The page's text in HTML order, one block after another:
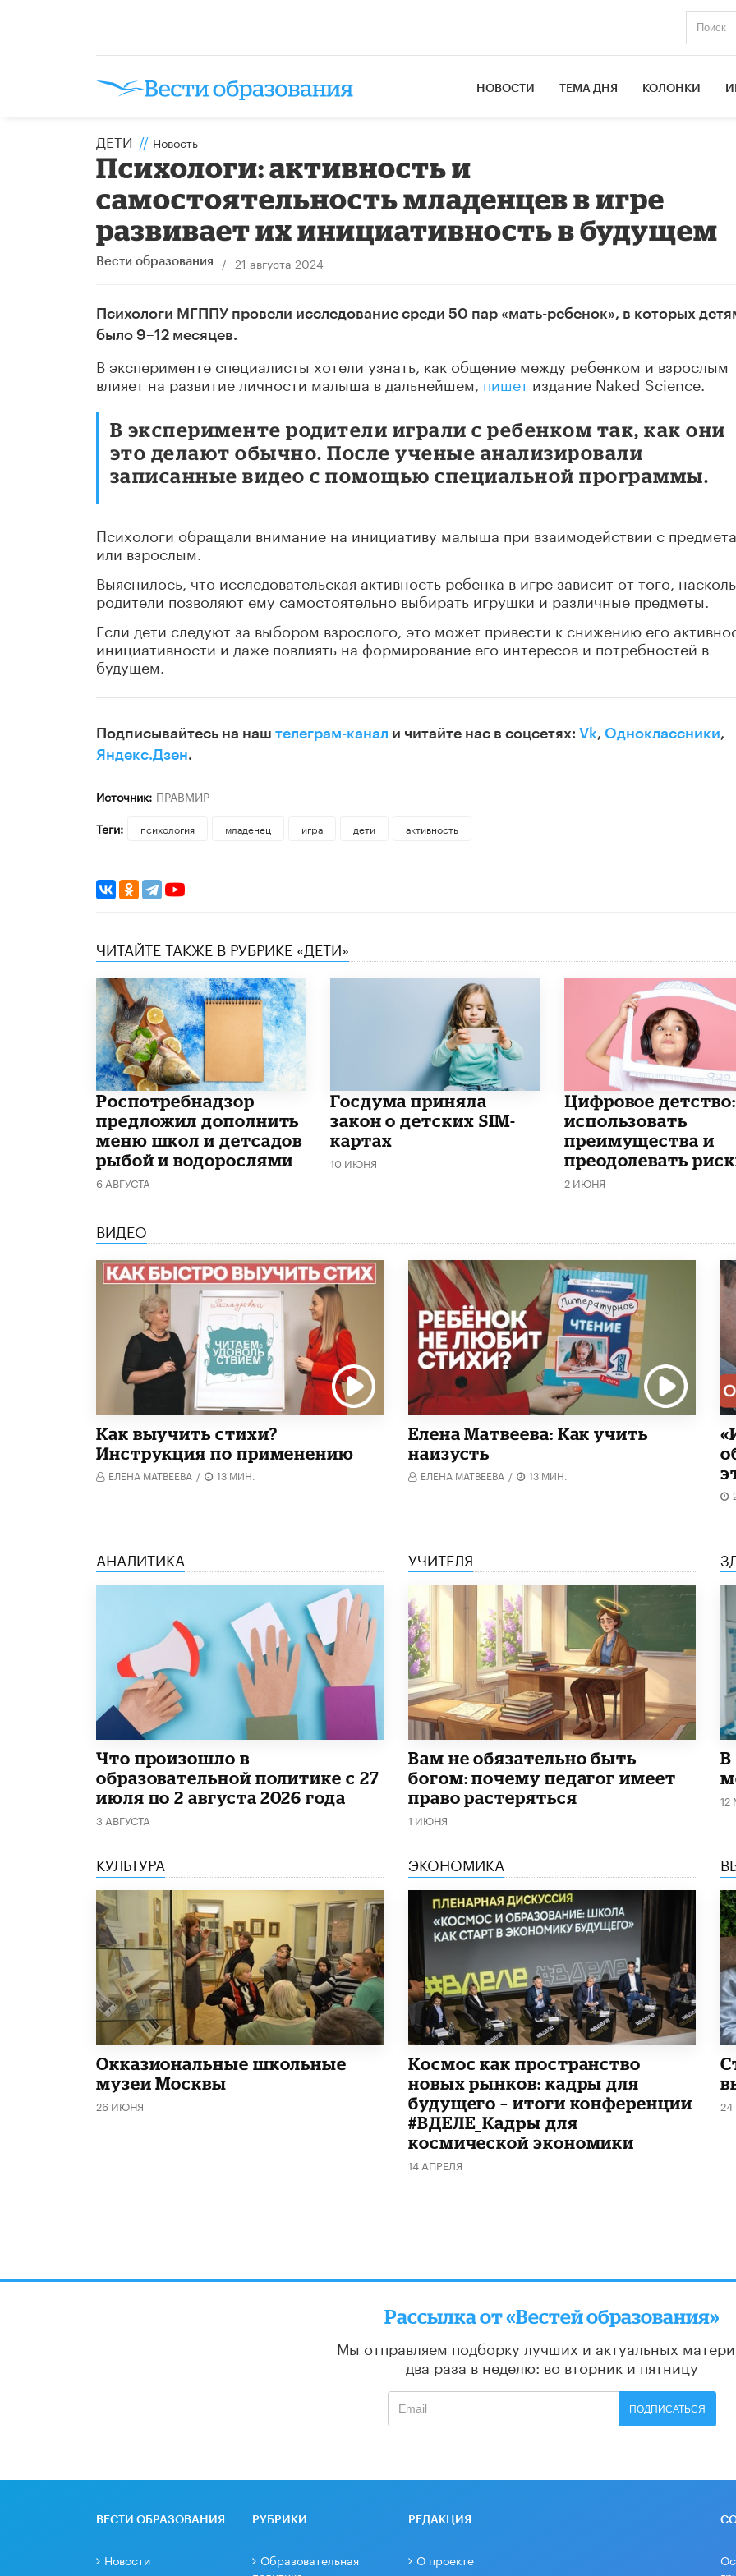
НОВОСТИ ТЕМА ДНЯ КОЛОНКИ
ДЕТИ // Новость
Психологи: активность и
самостоятельность младенцев в игре
развивает их инициативность в будущем
Вести образования / 21 августа 2024
Психологи МГППУ провели исследование среди 50 пар «мать-ребенок», в которых
было 9–12 месяцев.
В эксперименте специалисты хотели узнать, как общение между ребенком и взрослым
влияет на развитие личности малыша в дальнейшем, пишет издание Naked Science.
В эксперименте родители играли с ребенком так, как они
это делают обычно. После ученые анализировали
записанные видео с помощью специальной программы.
Психологи обращали внимание на инициативу малыша при взаимодействии с
или взрослым.
Выяснилось, что исследовательская активность ребенка в игре зависит от того,
родители позволяют ему самостоятельно выбирать игрушки и различные предметы.
Если дети следуют за выбором взрослого, это может привести к снижению его
инициативности и даже повлиять на формирование его интересов и потребностей в
будущем.
Подписывайтесь на наш телеграм-канал и читайте нас в соцсетях: Vk, Одноклассники,
Яндекс.Дзен.
Источник: ПРАВМИР
Теги:
психология младенец игра дети активность
ЧИТАЙТЕ ТАКЖЕ В РУБРИКЕ «ДЕТИ»
Роспотребнадзор
предложил дополнить
меню школ и детсадов
рыбой и водорослями
6 АВГУСТА
Госдума приняла
закон о детских SIM-
картах
10 ИЮНЯ
​Цифровое
использовать
преимущества и
преодолевать
2 ИЮНЯ
ВИДЕО
Как выучить стихи?
Инструкция по применению
ЕЛЕНА МАТВЕЕВА / 13 МИН.
Елена Матвеева: Как учить
наизусть
ЕЛЕНА МАТВЕЕВА / 13 МИН.
АНАЛИТИКА
​Что произошло в
образовательной политике с 27
июля по 2 августа 2026 года
3 АВГУСТА
УЧИТЕЛЯ
​Вам не обязательно быть
богом: почему педагог имеет
право растеряться
1 ИЮНЯ
В
12
КУЛЬТУРА
​Окказиональные школьные
музеи Москвы
26 ИЮНЯ
ЭКОНОМИКА
Космос как пространство
новых рынков: кадры для
будущего – итоги конференции
#ВДЕЛЕ_Кадры для
космической экономики
14 АПРЕЛЯ
Рассылка от «Вестей образования»
Мы отправляем подборку лучших и актуальных
два раза в неделю: во вторник и пятницу
ПОДПИСАТЬСЯ
ВЕСТИ ОБРАЗОВАНИЯ
Новости
РУБРИКИ
Образовательная
РЕДАКЦИЯ
О проекте